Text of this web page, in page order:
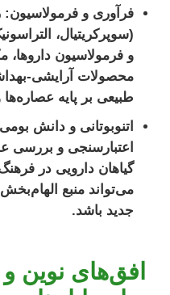
فرآوری و فرمولاسیون:
(سوپرکریتیال،
و فرمولاسیون داروها،
محصولات آرایشی-
طبیعی بر پایه عصاره‌ها
اتنوبوتانی و دانش
اعتبارسنجی و بررسی
گیاهان دارویی در
می‌تواند منبع
جدید باشد.
افق‌های نوین